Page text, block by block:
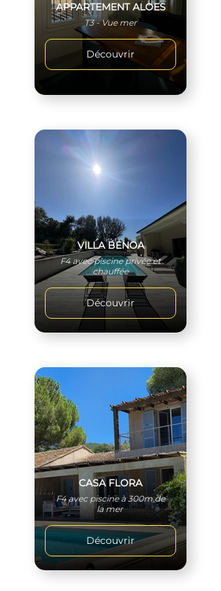
APPARTEMENT ALOES
T3 - Vue mer
Découvrir
VILLA BENOA
F4 avec piscine privée et
chauffée
Découvrir
CASA FLORA
F4 avec piscine à 300m de
la mer
Découvrir